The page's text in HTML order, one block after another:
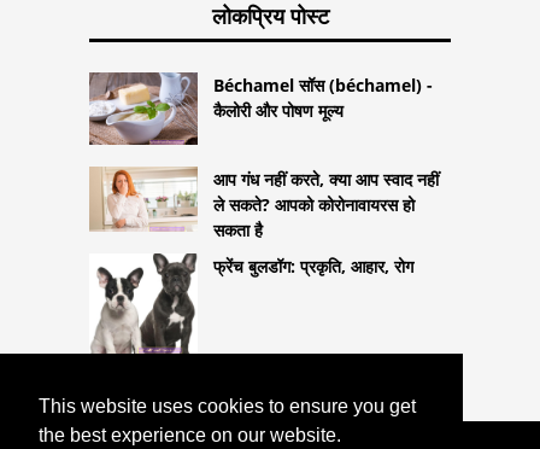
This website uses cookies to ensure you get
the best experience on our website.
लोकप्रिय पोस्ट
Béchamel सॉस (béchamel) -
कैलोरी और पोषण मूल्य
आप गंध नहीं करते, क्या आप स्वाद नहीं
ले सकते? आपको कोरोनावायरस हो
सकता है
फ्रेंच बुलडॉग: प्रकृति, आहार, रोग